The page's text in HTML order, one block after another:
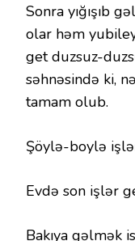
Sonra yığışıb
olar həm
get duzsuz-
səhnəsində ki,
tamam olub.
Şöylə-boylə
Evdə son işlər
Bakıya gəlmək